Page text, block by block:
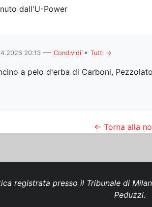
dall'U-Power
20:13— Condividi• Tutti →
a pelo d'erba di Carboni,
← Torna alla
registrata presso il Tribunale di
Peduzzi.